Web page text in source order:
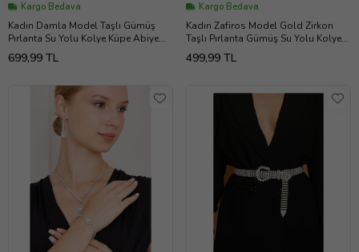
Kargo Bedava
Kadın Damla Model Taşlı Gümüş
Pırlanta Su Yolu Kolye Küpe Abiye
Düğün Nişan Kına Söz Gelin Takı Seti
699,99 TL
Kargo Bedava
Kadın Zafiros Model Gold Zirkon
Taşlı Pırlanta Gümüş Su Yolu Kolye
Küpe Bileklik Kombin Takı Seti
499,99 TL